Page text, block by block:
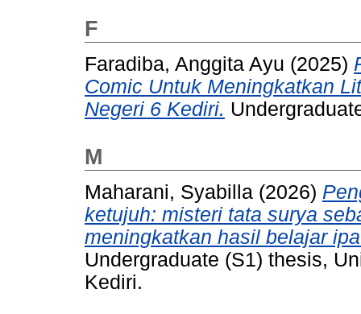
F
Faradiba, Anggita Ayu (2025)
Comic Untuk Meningkatkan
Negeri 6 Kediri.
M
Maharani, Syabilla (2026)
ketujuh: misteri tata surya
meningkatkan hasil belajar
Undergraduate (S1) thesis,
Kediri.